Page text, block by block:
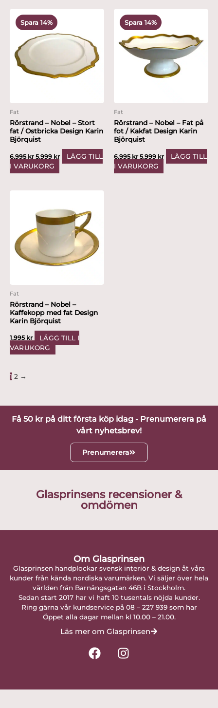
Spara 14%
Fat
Rörstrand – Nobel – Stort
fat / Ostbricka Design Karin
Björquist
6,995kr
ursprungliga
var:
6,995 kr.
5,999 kr
är:
5,999 kr.
LÄGG TILL
I VARUKORG
Spara 14%
Fat
Rörstrand – Nobel – Fat på
fot / Kakfat Design Karin
Björquist
6,995kr
ursprungliga
var:
6,995 kr.
5,999 kr
är:
5,999 kr.
LÄGG TILL
I VARUKORG
Fat
Rörstrand – Nobel –
Kaffekopp med fat Design
Karin Björquist
1,995 kr
LÄGG TILL I
VARUKORG
1 2 →
Få 50 kr på ditt första köp idag - Prenumerera på
vårt nyhetsbrev!
Prenumerera
Glasprinsens recensioner &
omdömen
Om Glasprinsen
Glasprinsen handplockar svensk interiör & design åt våra
kunder från kända nordiska varumärken. Vi säljer över hela
världen från Barnängsgatan 46B i Stockholm.
Sedan start 2017 har vi haft 10 tusentals nöjda kunder.
Ring gärna vår kundservice på 08 – 227 939 som har
Öppet alla dagar mellan kl 10.00 – 21.00.
Läs mer om Glasprinsen
F
a
I
n